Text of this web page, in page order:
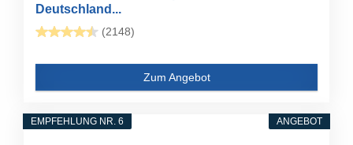
Deutschland...
(2148)
Zum Angebot
ANGEBOT
EMPFEHLUNG NR. 6